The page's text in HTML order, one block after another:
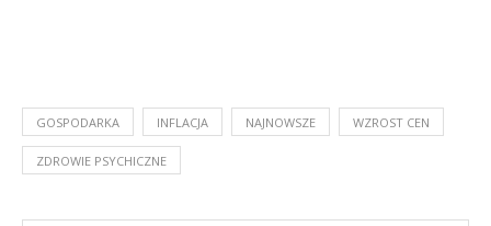
GOSPODARKA INFLACJA NAJNOWSZE WZROST CEN
ZDROWIE PSYCHICZNE